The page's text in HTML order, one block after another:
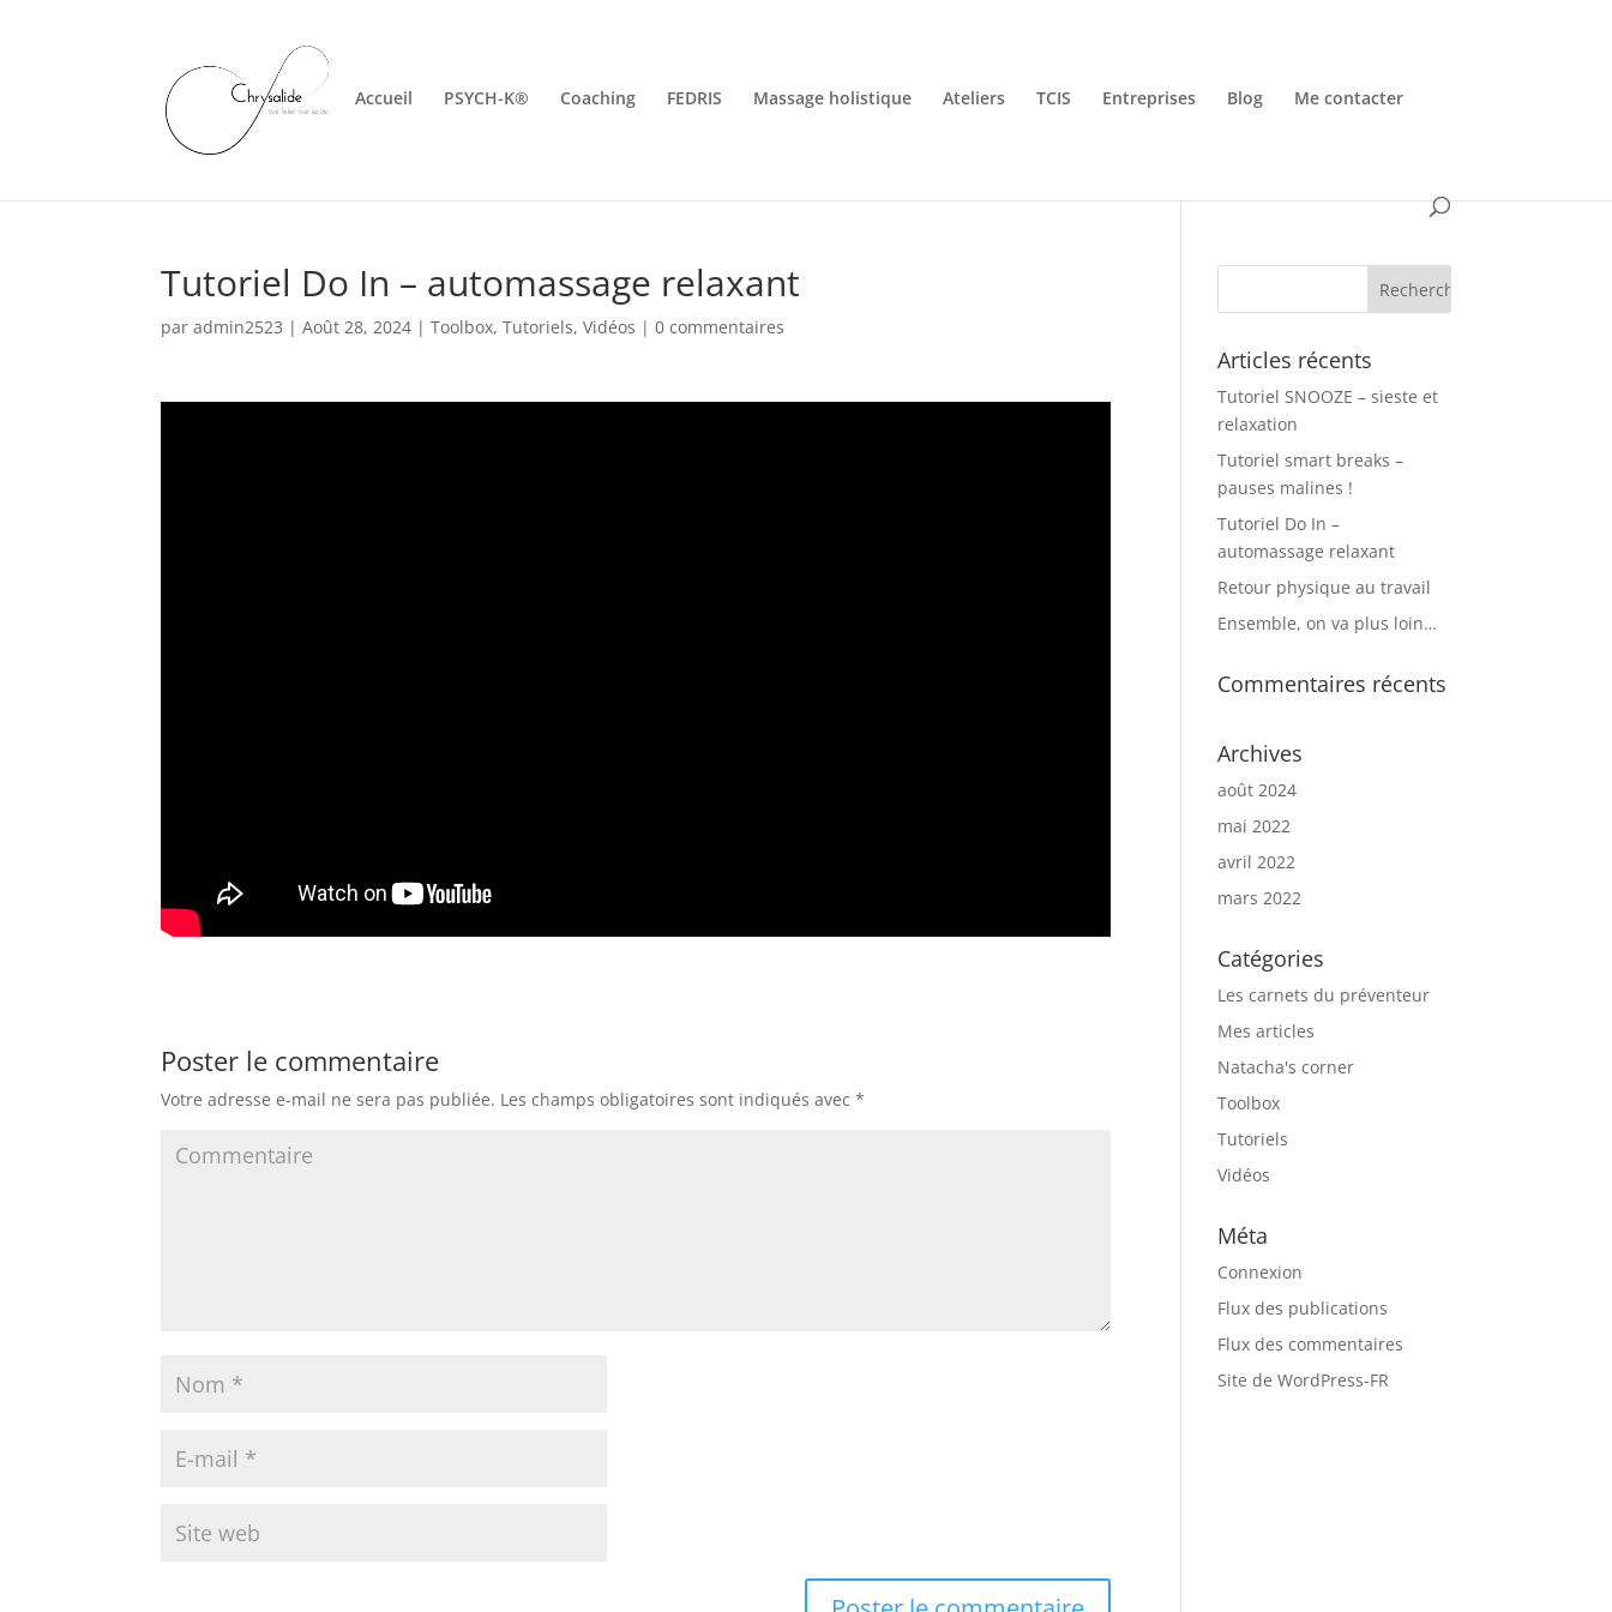
Accueil PSYCH-K® Coaching FEDRIS Massage holistique Ateliers TCIS Entreprises Blog Me contacter
Tutoriel Do In – automassage relaxant
paradmin2523 |Août 28, 2024 |Toolbox,Tutoriels,Vidéos |0 commentaires
Poster le commentaire
Votre adresse e-mail ne sera pas publiée. Les champs obligatoires sont indiqués avec*
Articles récents
Tutoriel SNOOZE – sieste et
relaxation
Tutoriel smart breaks –
pauses malines !
Tutoriel Do In –
automassage relaxant
Retour physique au travail
Ensemble, on va plus loin…
Commentaires récents
Archives
août 2024
mai 2022
avril 2022
mars 2022
Catégories
Les carnets du préventeur
Mes articles
Natacha's corner
Toolbox
Tutoriels
Vidéos
Méta
Connexion
Flux des publications
Flux des commentaires
Site de WordPress-FR